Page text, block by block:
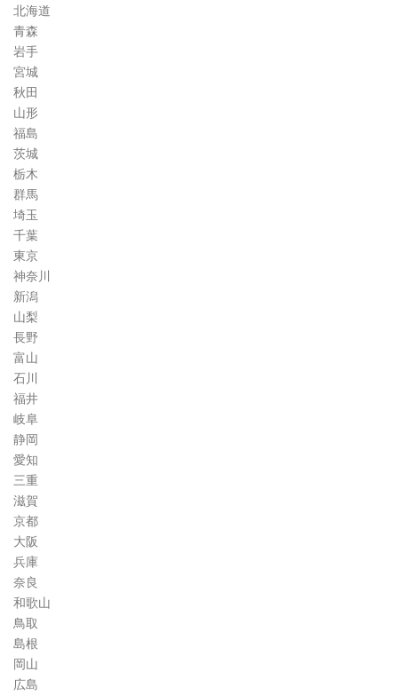
コ
ラ
ム
北海道
青森
岩手
宮城
秋田
山形
福島
茨城
栃木
群馬
埼玉
千葉
東京
神奈川
新潟
山梨
長野
富山
石川
福井
岐阜
静岡
愛知
三重
滋賀
京都
大阪
兵庫
奈良
和歌山
鳥取
島根
岡山
広島